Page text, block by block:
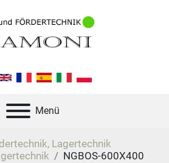
Menü
Lagertechnik
NGBOS-600X400